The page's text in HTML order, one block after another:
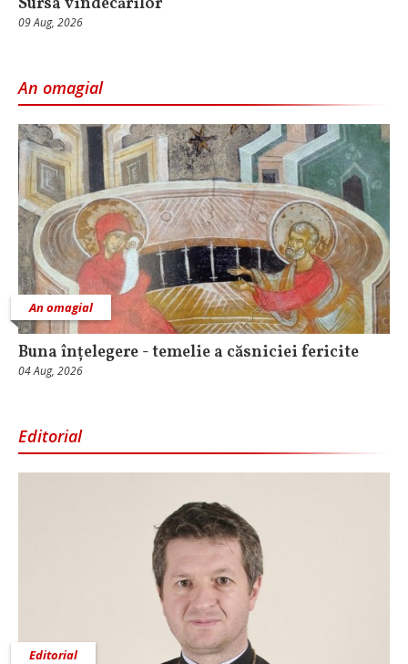
09 Aug, 2026
An omagial
An omagial
Buna înțelegere - temelie a căsniciei fericite
04 Aug, 2026
Editorial
Editorial